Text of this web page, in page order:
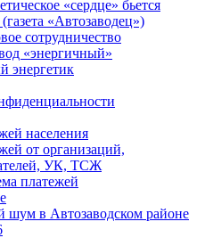
«сердце» бьется
«Автозаводец»)
сотрудничество
«энергичный»
энергетик
населения
от организаций,
УК, ТСЖ
платежей
в Автозаводском районе